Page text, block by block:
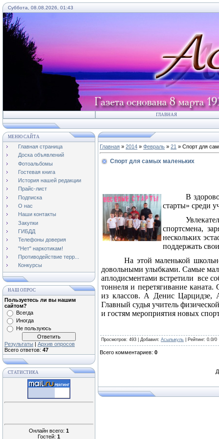
Суббота, 08.08.2026, 01:43
ГЛАВНАЯ
МЕНЮ САЙТА
Главная страница
Доска объявлений
Фотоальбомы
Гостевая книга
История нашей редакции
Прайс-лист
Подписка
О нас
Наши контакты
Закупки
ГИБДД
Телефоны доверия
"Нет" наркотикам!
Противодействие терр...
Конкурсы
НАШ ОПРОС
Пользуетесь ли вы нашим
сайтом?
Всегда
Иногда
Не пользуюсь
Результаты | Архив опросов
Всего ответов: 47
СТАТИСТИКА
Онлайн всего: 1
Гостей: 1
Главная » 2014 » Февраль » 21 » Спорт для
Спорт для самых маленьких
В
старты» среди
спортсмена,
нескольких
поддержать
На этой маленькой
довольными улыбками. Самые
аплодисментами встретили все
тоннеля и перетягивание
из классов. А Денис Царцидзе,
Главный судья учитель
и гостям мероприятия новых
Просмотров: 493 | Добавил: Асылыкуль Рейтинг: 0.0/0
Всего комментариев: 0